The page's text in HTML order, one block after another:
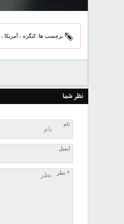
برچسب ها:کنگره ، آمریکا ،
نظر شما
نام
ایمیل
* نظر